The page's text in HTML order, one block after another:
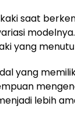
saat
yang
yang
lebih